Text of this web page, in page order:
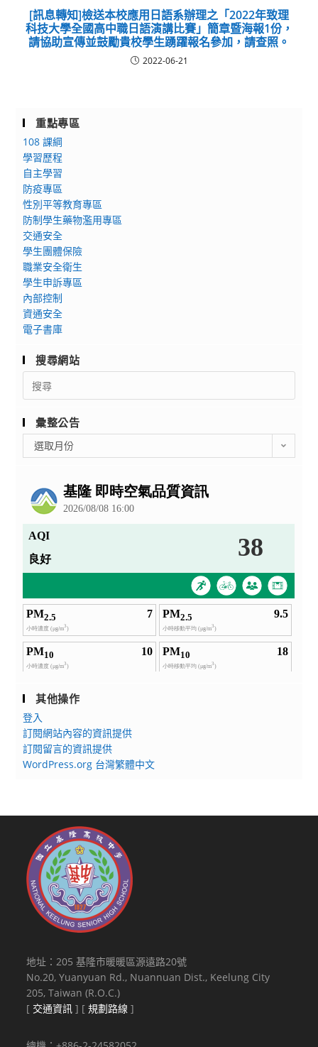
[訊息轉知]檢送本校應用日語系辦理之「2022年致理
科技大學全國高中職日語演講比賽」簡章暨海報1份，
請協助宣傳並鼓勵貴校學生踴躍報名參加，請查照。
2022-06-21
重點專區
108 課綱
學習歷程
自主學習
防疫專區
性別平等教育專區
防制學生藥物濫用專區
交通安全
學生團體保險
職業安全衛生
學生申訴專區
內部控制
資通安全
電子書庫
搜尋網站
Search
for:
彙整公告
整
選取月份
其他操作
登入
訂閱網站內容的資訊提供
訂閱留言的資訊提供
WordPress.org 台灣繁體中文
地址：205 基隆市暖暖區源遠路20號
No.20, Yuanyuan Rd., Nuannuan Dist., Keelung City
205, Taiwan (R.O.C.)
[ 交通資訊 ] [規劃路線 ]